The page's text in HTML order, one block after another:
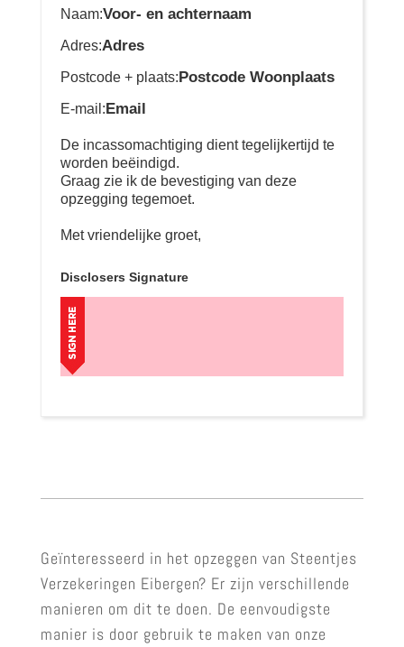
Naam:Voor- en achternaam
Adres:Adres
Postcode + plaats:Postcode Woonplaats
E-mail:Email
De incassomachtiging dient tegelijkertijd te
worden beëindigd.
Graag zie ik de bevestiging van deze
opzegging tegemoet.
Met vriendelijke groet,
Disclosers Signature
Geïnteresseerd in het opzeggen van Steentjes
Verzekeringen Eibergen? Er zijn verschillende
manieren om dit te doen. De eenvoudigste
manier is door gebruik te maken van onze